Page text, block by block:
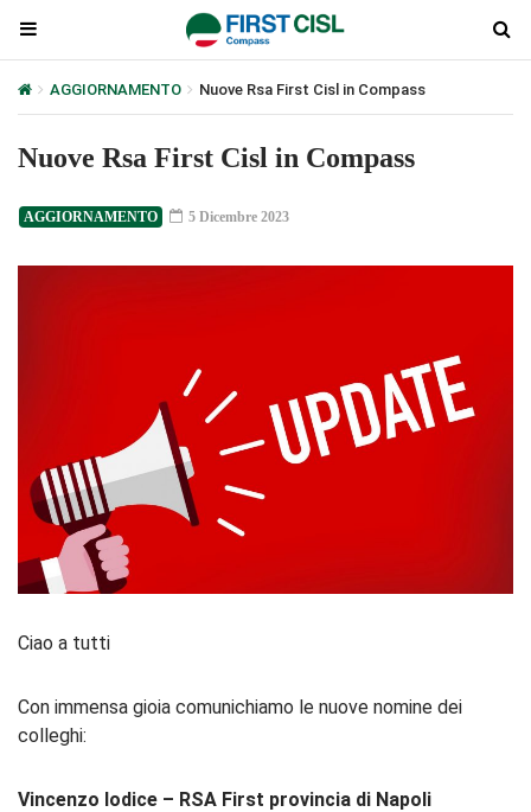
AGGIORNAMENTO Nuove Rsa First Cisl in Compass
Nuove Rsa First Cisl in Compass
AGGIORNAMENTO 5 Dicembre 2023
Ciao a tutti
Con immensa gioia comunichiamo le nuove nomine dei
colleghi:
Vincenzo Iodice – RSA First provincia di Napoli